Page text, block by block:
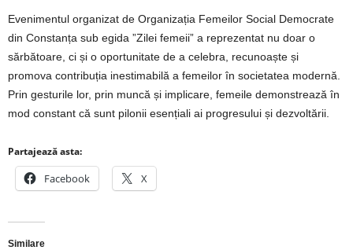
Evenimentul organizat de Organizația Femeilor Social Democrate
din Constanța sub egida ”Zilei femeii” a reprezentat nu doar o
sărbătoare, ci și o oportunitate de a celebra, recunoaște și
promova contribuția inestimabilă a femeilor în societatea modernă.
Prin gesturile lor, prin muncă și implicare, femeile demonstrează în
mod constant că sunt pilonii esențiali ai progresului și dezvoltării.
Partajează asta:
Facebook X
Similare